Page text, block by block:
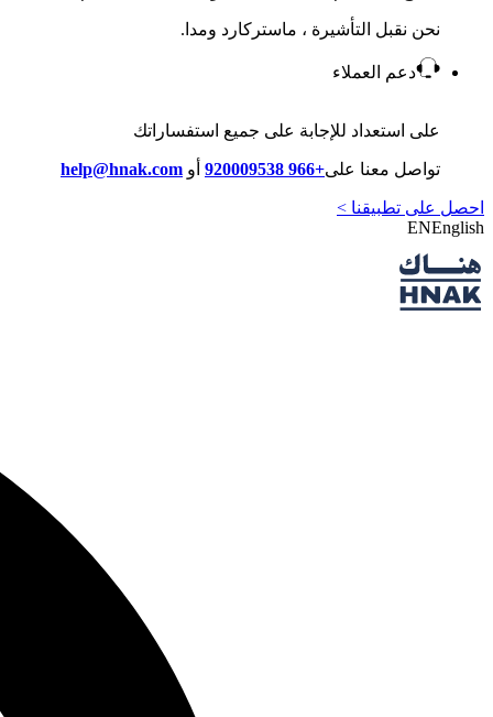
نحن نقبل التأشيرة ، ماستركارد ومدا.
دعم العملاء
على استعداد للإجابة على جميع استفساراتك
تواصل معنا على+966 920009538 أو help@hnak.com
احصل على تطبيقنا >
ENEnglish